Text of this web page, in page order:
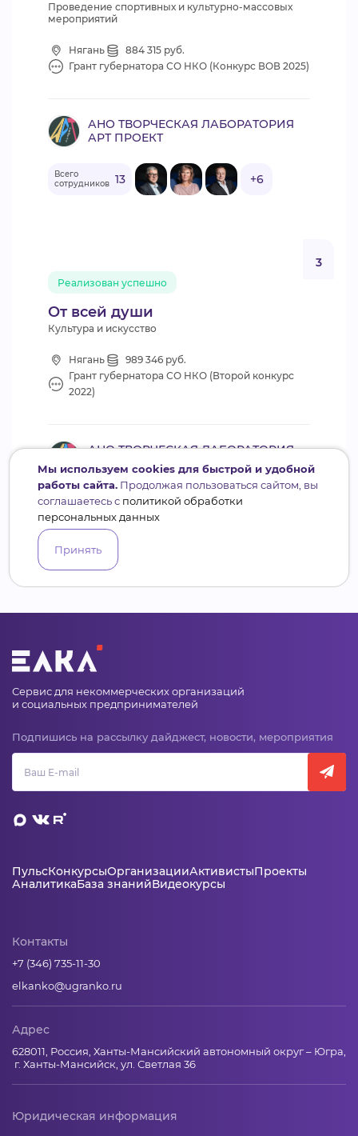
Проведение спортивных и культурно-массовых
мероприятий
Нягань
884 315 руб.
Грант губернатора СО НКО (Конкурс ВОВ 2025)
АНО ТВОРЧЕСКАЯ ЛАБОРАТОРИЯ
АРТ ПРОЕКТ
Всего
сотрудников 13 +6
От всей души
Реализован успешно
3
Культура и искусство
Нягань
989 346 руб.
Грант губернатора СО НКО (Второй конкурс
2022)
АНО ТВОРЧЕСКАЯ ЛАБОРАТОРИЯ
АРТ ПРОЕКТ
Всего
13
Сервис для некоммерческих организаций
и социальных предпринимателей
Подпишись на рассылку дайджест, новости, мероприятия
ПульсКонкурсыОрганизацииАктивистыПроекты
АналитикаБаза знанийВидеокурсы
Контакты
+7 (346) 735-11-30
elkanko@ugranko.ru
Адрес
628011, Россия, Ханты-Мансийский автономный округ – Югра,
г. Ханты-Мансийск, ул. Светлая 36
Юридическая информация
Мы используем cookies для быстрой и удобной
работы сайта. Продолжая пользоваться сайтом, вы
соглашаетесь с политикой обработки
персональных данных
Принять